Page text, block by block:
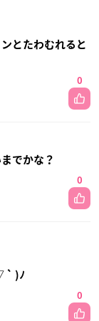
とたわむれると
0
でかな？
0
` )ﾉ
0